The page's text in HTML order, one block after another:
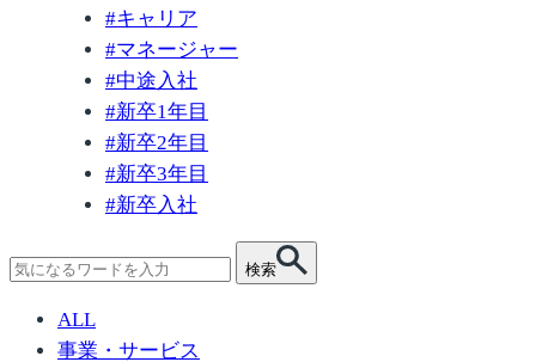
#キャリア
#マネージャー
#中途入社
#新卒1年目
#新卒2年目
#新卒3年目
#新卒入社
検
索:
検索
ALL
事業・サービス